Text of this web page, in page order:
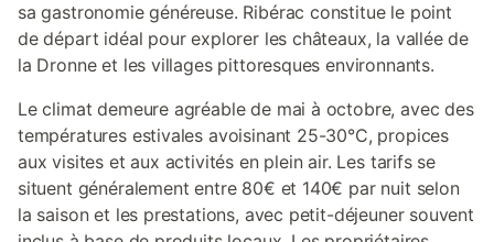
sa gastronomie généreuse. Ribérac constitue le point
de départ idéal pour explorer les châteaux, la vallée de
la Dronne et les villages pittoresques environnants.
Le climat demeure agréable de mai à octobre, avec des
températures estivales avoisinant 25-30°C, propices
aux visites et aux activités en plein air. Les tarifs se
situent généralement entre 80€ et 140€ par nuit selon
la saison et les prestations, avec petit-déjeuner souvent